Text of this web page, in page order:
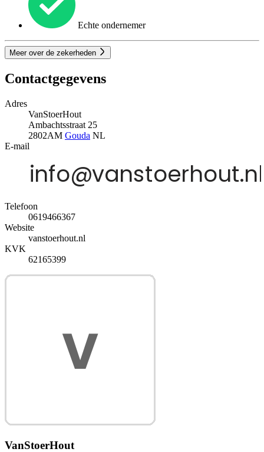
Echte ondernemer
Meer over de zekerheden
Contactgegevens
Adres
VanStoerHout
Ambachtsstraat 25
2802AM Gouda NL
E-mail
Telefoon
0619466367
Website
vanstoerhout.nl
KVK
62165399
VanStoerHout